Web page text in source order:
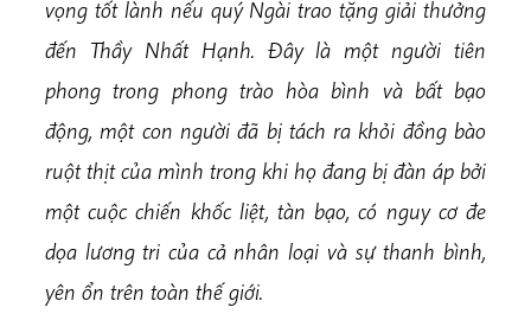
vọng tốt lành nếu quý Ngài trao tặng giải thưởng
đến Thầy Nhất Hạnh. Đây là một người tiên
phong trong phong trào hòa bình và bất bạo
động, một con người đã bị tách ra khỏi đồng bào
ruột thịt của mình trong khi họ đang bị đàn áp bởi
một cuộc chiến khốc liệt, tàn bạo, có nguy cơ đe
dọa lương tri của cả nhân loại và sự thanh bình,
yên ổn trên toàn thế giới.